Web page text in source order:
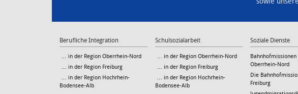
Berufliche Integration
… in der Region Oberrhein-Nord
… in der Region Freiburg
… in der Region Hochrhein-
Bodensee-Alb
Schulsozialarbeit
… in der Region Oberrhein-Nord
… in der Region Freiburg
… in der Region Hochrhein-
Bodensee-Alb
Soziale Dienste
Oberrhein-Nord
Die
Freiburg